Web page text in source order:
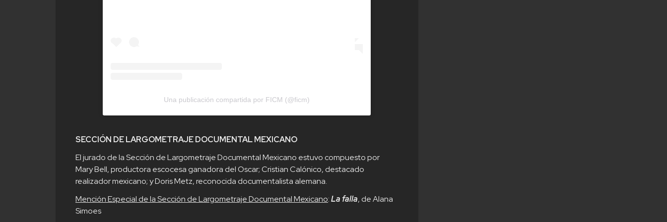
Una publicación compartida por FICM (@ficm)
SECCIÓN DE LARGOMETRAJE DOCUMENTAL MEXICANO
El jurado de la Sección de Largometraje Documental Mexicano estuvo compuesto por
Mary Bell, productora escocesa ganadora del Oscar; Cristian Calónico, destacado
realizador mexicano; y Doris Metz, reconocida documentalista alemana.
Mención Especial de la Sección de Largometraje Documental Mexicano:La falla, de Alana
Simoes